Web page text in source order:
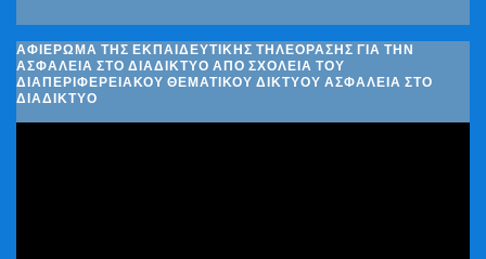
ΑΦΙΈΡΩΜΑ ΤΗΣ ΕΚΠΑΙΔΕΥΤΙΚΉΣ ΤΗΛΕΌΡΑΣΗΣ ΓΙΑ ΤΗΝ
ΑΣΦΆΛΕΙΑ ΣΤΟ ΔΙΑΔΊΚΤΥΟ ΑΠΌ ΣΧΟΛΕΊΑ ΤΟΥ
ΔΙΑΠΕΡΙΦΕΡΕΙΑΚΟΎ ΘΕΜΑΤΙΚΟΎ ΔΙΚΤΎΟΥ ΑΣΦΆΛΕΙΑ ΣΤΟ
ΔΙΑΔΊΚΤΥΟ